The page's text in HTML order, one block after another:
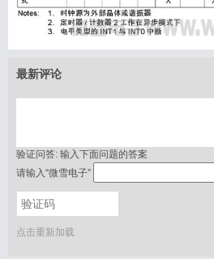
最新评论
验证问答: 输入下面问题的答案
请输入“微雪电子”
点击重新加载